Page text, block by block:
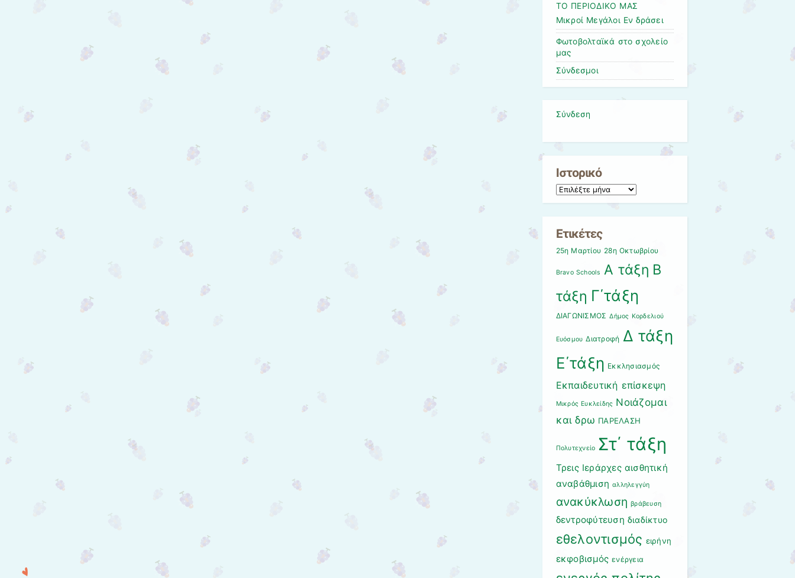
ΤΟ ΠΕΡΙΟΔΙΚΟ ΜΑΣ
Μικροί Μεγάλοι Εν δράσει
Φωτοβολταϊκά στο σχολείο
μας
Σύνδεσμοι
Σύνδεση
Ιστορικό
Ιστορικό
Ετικέτες
25η Μαρτίου 28η Οκτωβρίου
Bravo Schools Α τάξη Β
τάξη Γ΄τάξη
ΔΙΑΓΩΝΙΣΜΟΣ Δήμος Κορδελιού
Ευόσμου Διατροφή Δ τάξη
Ε΄τάξη Εκκλησιασμός
Εκπαιδευτική επίσκεψη
Μικρός Ευκλείδης Νοιάζομαι
και δρω ΠΑΡΕΛΑΣΗ
Πολυτεχνείο Στ΄ τάξη
Τρεις Ιεράρχες αισθητική
αναβάθμιση αλληλεγγύη
ανακύκλωση βράβευση
δεντροφύτευση διαδίκτυο
εθελοντισμός ειρήνη
εκφοβισμός ενέργεια